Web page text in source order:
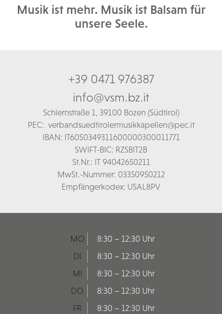
Musik ist mehr. Musik ist Balsam für
unsere Seele.
+39 0471 976387
info@vsm.bz.it
Schlernstraße 1, 39100 Bozen (Südtirol)
PEC: verbandsuedtirolermusikkapellen@pec.it
IBAN: IT60S0349311600000300011771
SWIFT-BIC: RZSBIT2B
St.Nr.: IT 94042650211
MwSt.-Nummer: 03350950212
Empfängerkodex: USAL8PV
MO
8:30 – 12:30 Uhr
DI
8:30 – 12:30 Uhr
MI
8:30 – 12:30 Uhr
DO
8:30 – 12:30 Uhr
FR
8:30 – 12:30 Uhr